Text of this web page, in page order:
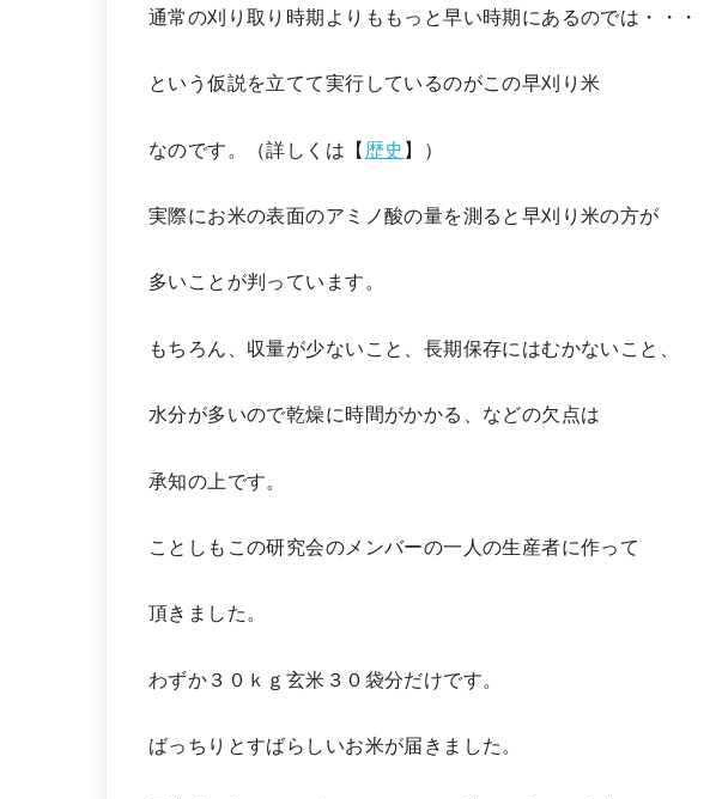
通常の刈り取り時期よりももっと早い時期にあるのでは・・・
という仮説を立てて実行しているのがこの早刈り米
なのです。（詳しくは【 歴史 】）
実際にお米の表面のアミノ酸の量を測ると早刈り米の方が
多いことが判っています。
もちろん、収量が少ないこと、長期保存にはむかないこと、
水分が多いので乾燥に時間がかかる、などの欠点は
承知の上です。
ことしもこの研究会のメンバーの一人の生産者に作って
頂きました。
わずか３０ｋｇ玄米３０袋分だけです。
ばっちりとすばらしいお米が届きました。